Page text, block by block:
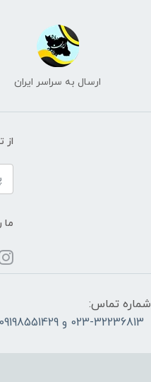
ارسال به سراسر ایران
از
ما
شماره تماس:
023-32236813 و 09198551429